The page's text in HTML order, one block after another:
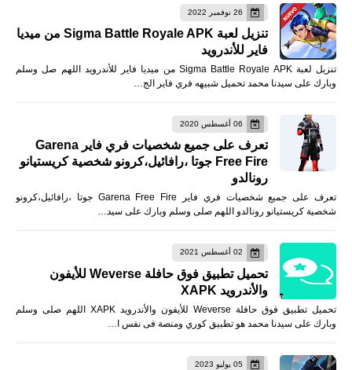
26 نوفمبر 2022
تنزيل لعبة Sigma Battle Royale APK من ميديا
فاير للأندرويد
تنزيل لعبة Sigma Battle Royale APK من ميديا فاير للأندرويد اللهم صل وسلم
وبارك على سيدنا محمد تحميل شبيهه فري فاير الج…
06 أغسطس 2020
تعرف على جميع شخصيات فري فاير Garena
Free Fire جوتا ،رافائيل،كرونو شخصية كريستيانو
رونالدو
تعرف على جميع شخصيات فري فاير Garena Free Fire جوتا ،رافائيل،كرونو
شخصية كريستيانو رونالدو اللهم صلى وسلم وبارك على سيد…
02 أغسطس 2021
تحميل تطبيق فوق حافلة Weverse للأيفون
والأندرويد XAPK
تحميل تطبيق فوق حافلة Weverse للأيفون والأندرويد XAPK اللهم صلى وسلم
وبارك على سيدنا محمد هو تطبيق كوري ومنصة فى نفس ا…
05 يوليو 2023